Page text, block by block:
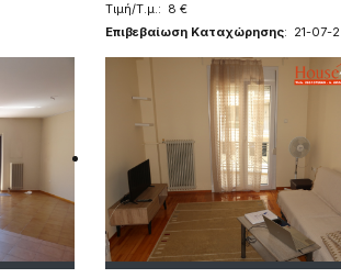
Τιμή/Τ.μ.: 8 €
Επιβεβαίωση Καταχώρησης: 21-07-